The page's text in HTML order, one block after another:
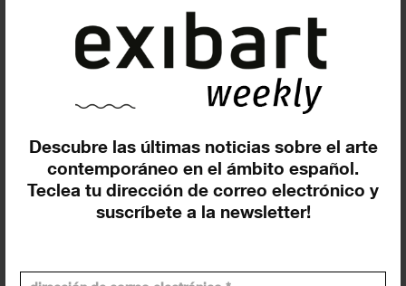
Descubre las últimas noticias sobre el arte
contemporáneo en el ámbito español.
Teclea tu dirección de correo electrónico y
suscríbete a la newsletter!
BCN Producció anuncia lxs
ganadorxs que conformarán la
programación de La...